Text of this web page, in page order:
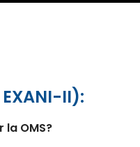
II):
OMS?